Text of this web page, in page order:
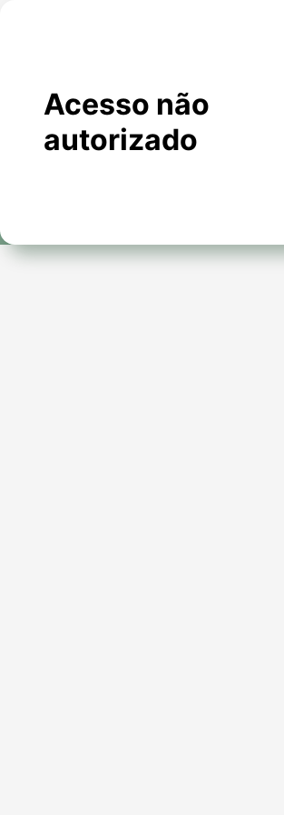
Acesso não
autorizado